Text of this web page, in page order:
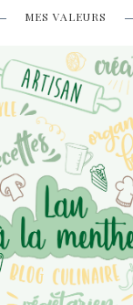
MES VALEURS